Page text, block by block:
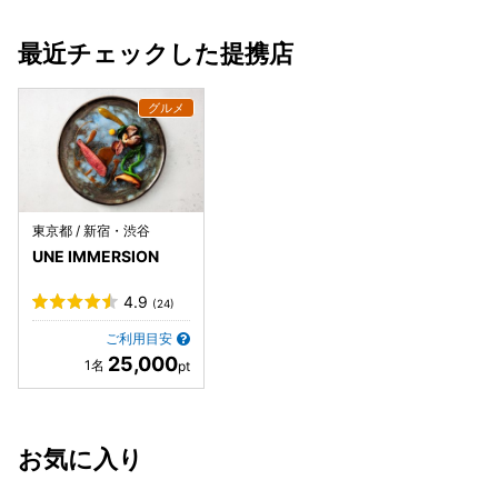
最近チェックした提携店
東京都 / 新宿・渋谷
UNE IMMERSION
4.9 (24)
ご利用目安
25,000
お気に入り